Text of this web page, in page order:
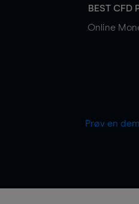
BEST CFD
Online
Prøv en